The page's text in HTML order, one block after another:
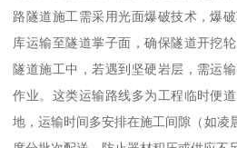
路隧道施工需采用光面爆破技术，爆
库运输至隧道掌子面，确保隧道开挖
隧道施工中，若遇到坚硬岩层，需运
作业。这类运输路线多为工程临时便
地，运输时间多安排在施工间隙（如凌